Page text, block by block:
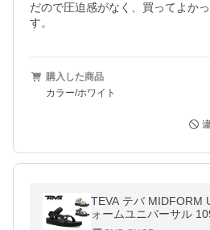
だので圧迫感がなく、買ってよか
す。
購入した商品
カラー/ホワイト
TEVA テバ MIDFORM
ォームユニバーサル
スポーツサンダル/靴/